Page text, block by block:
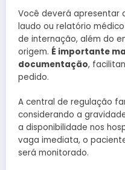
Você deverá apresentar
laudo ou relatório
de internação, além do
origem. É importante
documentação,
pedido.
A central de regulação
considerando a
a disponibilidade nos
vaga imediata, o
será monitorado.